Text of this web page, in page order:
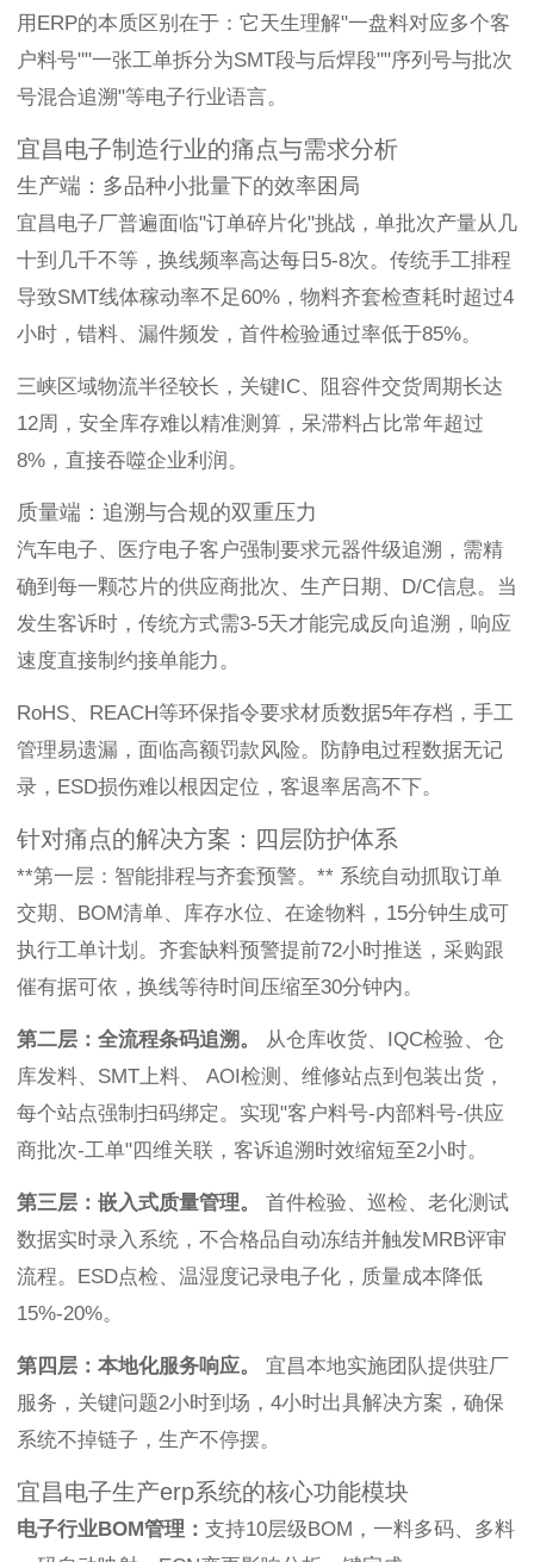
用ERP的本质区别在于：它天生理解"一盘料对应多个客
户料号""一张工单拆分为SMT段与后焊段""序列号与批次
号混合追溯"等电子行业语言。
宜昌电子制造行业的痛点与需求分析
生产端：多品种小批量下的效率困局
宜昌电子厂普遍面临"订单碎片化"挑战，单批次产量从几
十到几千不等，换线频率高达每日5-8次。传统手工排程
导致SMT线体稼动率不足60%，物料齐套检查耗时超过4
小时，错料、漏件频发，首件检验通过率低于85%。
三峡区域物流半径较长，关键IC、阻容件交货周期长达
12周，安全库存难以精准测算，呆滞料占比常年超过
8%，直接吞噬企业利润。
质量端：追溯与合规的双重压力
汽车电子、医疗电子客户强制要求元器件级追溯，需精
确到每一颗芯片的供应商批次、生产日期、D/C信息。当
发生客诉时，传统方式需3-5天才能完成反向追溯，响应
速度直接制约接单能力。
RoHS、REACH等环保指令要求材质数据5年存档，手工
管理易遗漏，面临高额罚款风险。防静电过程数据无记
录，ESD损伤难以根因定位，客退率居高不下。
针对痛点的解决方案：四层防护体系
**第一层：智能排程与齐套预警。** 系统自动抓取订单
交期、BOM清单、库存水位、在途物料，15分钟生成可
执行工单计划。齐套缺料预警提前72小时推送，采购跟
催有据可依，换线等待时间压缩至30分钟内。
第二层：全流程条码追溯。
从仓库收货、IQC检验、仓
库发料、SMT上料、 AOI检测、维修站点到包装出货，
每个站点强制扫码绑定。实现"客户料号-内部料号-供应
商批次-工单"四维关联，客诉追溯时效缩短至2小时。
第三层：嵌入式质量管理。
首件检验、巡检、老化测试
数据实时录入系统，不合格品自动冻结并触发MRB评审
流程。ESD点检、温湿度记录电子化，质量成本降低
15%-20%。
第四层：本地化服务响应。
宜昌本地实施团队提供驻厂
服务，关键问题2小时到场，4小时出具解决方案，确保
系统不掉链子，生产不停摆。
宜昌电子生产erp系统的核心功能模块
电子行业BOM管理： 支持10层级BOM，一料多码、多料